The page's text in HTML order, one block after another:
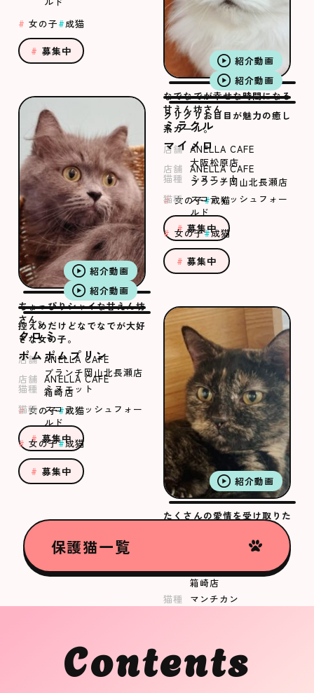
女の子
成猫
募集中
紹介動画
なでなでが幸せな時間になる
甘えん坊さん
ミラクル
店舗 ANELLA CAFE
大阪松原店
猫種
ミヌエット
女の子 成猫
募集中
紹介動画
ちょっぴりシャイな甘えん坊
さん。
クロミ
店舗 ANELLA CAFE
ブランチ岡山北長瀬店
猫種
ミヌエット
女の子 成猫
募集中
紹介動画
クリクリお目目が魅力の癒し
系ガール。
マイメロ
店舗 ANELLA CAFE
ブランチ岡山北長瀬店
猫種 スコティッシュフォー
ルド
女の子 成猫
募集中
紹介動画
控えめだけどなでなでが大好
きな女の子。
ポムポムプリン
店舗 ANELLA CAFE
箱崎店
猫種 スコティッシュフォー
ルド
女の子 成猫
募集中
紹介動画
たくさんの愛情を受け取りた
店舗 ANELLA CAFE
箱崎店
猫種
マンチカン
募集中
保護猫一覧
Contents